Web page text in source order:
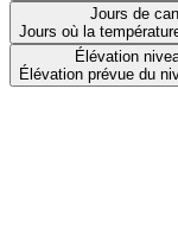
Jours de
Jours où la
Élévation
Élévation prévue du